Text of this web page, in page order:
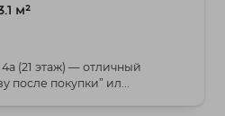
м²
(21 этаж) — отличный
после покупки” ил...